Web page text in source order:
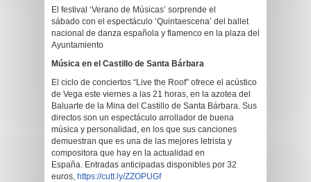
El festival ‘Verano de Músicas’ sorprende el
sábado con el espectáculo ‘Quintaescena’ del ballet
nacional de danza española y flamenco en la plaza del
Ayuntamiento
Música en el Castillo de Santa Bárbara
El ciclo de conciertos “Live the Roof” ofrece el acústico
de Vega este viernes a las 21 horas, en la azotea del
Baluarte de la Mina del Castillo de Santa Bárbara. Sus
directos son un espectáculo arrollador de buena
música y personalidad, en los que sus canciones
demuestran que es una de las mejores letrista y
compositora que hay en la actualidad en
España. Entradas anticipadas disponibles por 32
euros, https://cutt.ly/ZZOPUGf